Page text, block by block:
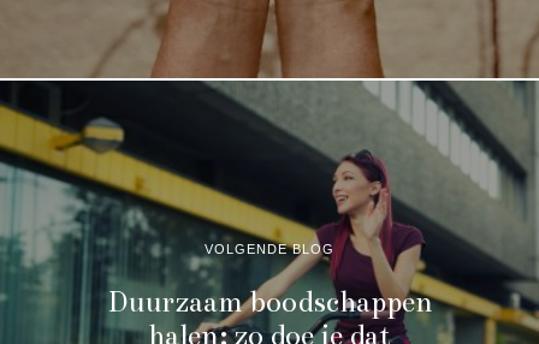
VOLGENDE BLOG
Duurzaam boodschappen
halen: zo doe je dat